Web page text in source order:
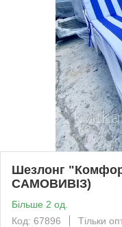
Шезлонг
САМОВИВІЗ)
Більше 2 од.
Код: 67896
Тільки